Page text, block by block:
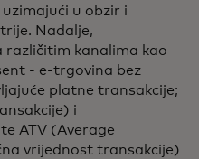
u obzir i
Nadalje,
različitim kanalima kao
- e-trgovina bez
platne transakcije;
i
ATV (Average
vrijednost transakcije)